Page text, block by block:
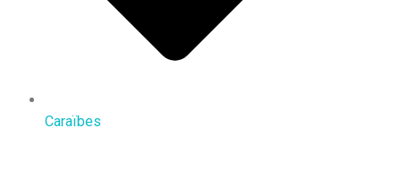
Caraïbes